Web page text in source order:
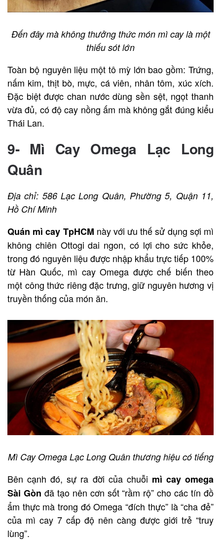
Đến đây mà không thưởng thức món mì cay là một
thiếu sót lớn
Toàn bộ nguyên liệu một tô mỳ lớn bao gồm: Trứng,
nấm kim, thịt bò, mực, cá viên, nhân tôm, xúc xích.
Đặc biệt được chan nước dùng sền sệt, ngọt thanh
vừa đủ, có độ cay nồng ấm mà không gắt đúng kiểu
Thái Lan.
9- Mì Cay Omega Lạc Long
Quân
Địa chỉ: 586 Lạc Long Quân, Phường 5, Quận 11,
Hồ Chí Minh
Quán mì cay TpHCM này với ưu thế sử dụng sợi mì
không chiên Ottogi dai ngon, có lợi cho sức khỏe,
trong đó nguyên liệu được nhập khẩu trực tiếp 100%
từ Hàn Quốc, mì cay Omega được chế biến theo
một công thức riêng đặc trưng, giữ nguyên hương vị
truyền thống của món ăn.
Mì Cay Omega Lạc Long Quân thương hiệu có tiếng
Bên cạnh đó, sự ra đời của chuỗi mì cay omega
Sài Gòn đã tạo nên cơn sốt “rầm rộ” cho các tín đồ
ẩm thực mà trong đó Omega “đích thực” là “cha đẻ”
của mì cay 7 cấp độ nên càng được giới trẻ “truy
lùng”.